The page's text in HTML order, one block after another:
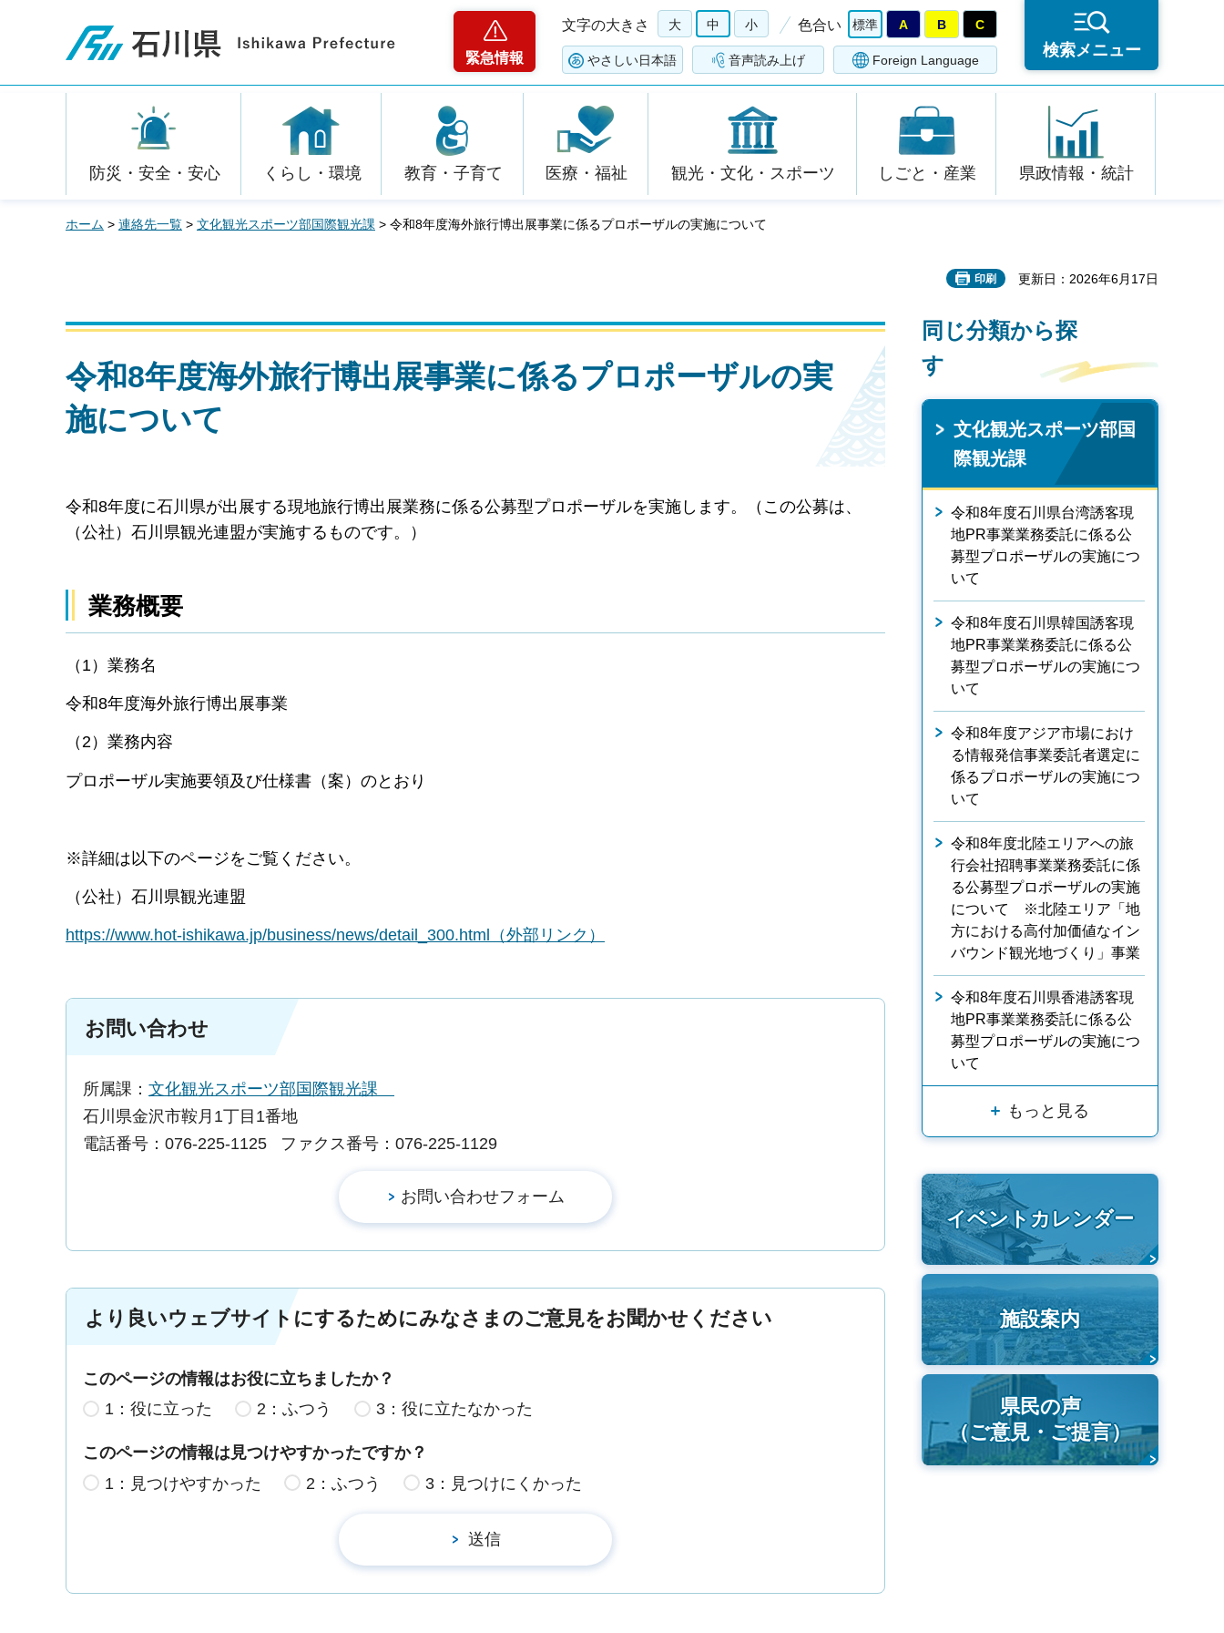
石川県
緊急情報
文字の大きさ 大 中 小 色合い 標準 A B C
やさしい日本語 音声読み上げ Foreign Language
検索メニュー
防災・安全・安心 くらし・環境 教育・子育て 医療・福祉 観光・文化・スポーツ しごと・産業 県政情報・統計
ホーム > 連絡先一覧 > 文化観光スポーツ部国際観光課 > 令和8年度海外旅行博出展事業に係るプロポーザルの実施について
印刷 更新日：2026年6月17日
令和8年度海外旅行博出展事業に係るプロポーザルの実
施について
令和8年度に石川県が出展する現地旅行博出展業務に係る公募型プロポーザルを実施します。（この公募は、
（公社）石川県観光連盟が実施するものです。）
業務概要
（1）業務名
令和8年度海外旅行博出展事業
（2）業務内容
プロポーザル実施要領及び仕様書（案）のとおり
※詳細は以下のページをご覧ください。
（公社）石川県観光連盟
https://www.hot-ishikawa.jp/business/news/detail_300.html（外部リンク）
お問い合わせ
所属課： 文化観光スポーツ部国際観光課
石川県金沢市鞍月1丁目1番地
電話番号：076-225-1125
ファクス番号：076-225-1129
より良いウェブサイトにするためにみなさまのご意見をお聞かせください
このページの情報はお役に立ちましたか？
1：役に立った
2：ふつう 3：役に立たなかった
このページの情報は見つけやすかったですか？
1：見つけやすかった
2：ふつう 3：見つけにくかった
同じ分類から探
す
文化観光スポーツ部国
際観光課
令和8年度石川県台湾誘客現
地PR事業業務委託に係る公
募型プロポーザルの実施につ
いて
令和8年度石川県韓国誘客現
地PR事業業務委託に係る公
募型プロポーザルの実施につ
いて
令和8年度アジア市場におけ
る情報発信事業委託者選定に
係るプロポーザルの実施につ
いて
令和8年度北陸エリアへの旅
行会社招聘事業業務委託に係
る公募型プロポーザルの実施
について ※北陸エリア「地
方における高付加価値なイン
バウンド観光地づくり」事業
令和8年度石川県香港誘客現
地PR事業業務委託に係る公
募型プロポーザルの実施につ
いて
もっと見る
イベントカレンダー
施設案内
県民の声
（ご意見・ご提言）